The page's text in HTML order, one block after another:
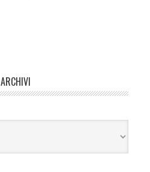
ARCHIVI